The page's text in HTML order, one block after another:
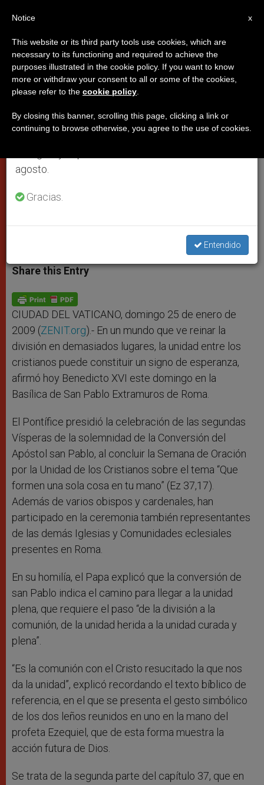
La unidad de los cristianos, signo
para un mundo dividido, afirma
Benedicto XVI
Especialmente llama a la unidad entre
VATICANO
t
s
p
p
s
e
g
e
r
e
b
o
k
t r
Share this Entry
CIUDAD DEL VATICANO, domingo 25 de enero de
2009 (ZENIT.org).- En un mundo que ve reinar la
división en demasiados lugares, la unidad entre los
cristianos puede constituir un signo de esperanza,
afirmó hoy Benedicto XVI este domingo en la
Basílica de San Pablo Extramuros de Roma.
El Pontífice presidió la celebración de las segundas
Vísperas de la solemnidad de la Conversión del
Apóstol san Pablo, al concluir la Semana de Oración
por la Unidad de los Cristianos sobre el tema “Que
formen una sola cosa en tu mano” (Ez 37,17).
Además de varios obispos y cardenales, han
participado en la ceremonia también representantes
de las demás Iglesias y Comunidades eclesiales
presentes en Roma.
En su homilía, el Papa explicó que la conversión de
san Pablo indica el camino para llegar a la unidad
plena, que requiere el paso “de la división a la
comunión, de la unidad herida a la unidad curada y
plena”.
“Es la comunión con el Cristo resucitado la que nos
da la unidad”, explicó recordando el texto bíblico de
referencia, en el que se presenta el gesto simbólico
de los dos leños reunidos en uno en la mano del
profeta Ezequiel, que de esta forma muestra la
acción futura de Dios.
Se trata de la segunda parte del capítulo 37, que en
×
Aviso importante
Del 27 de julio al 7 de agosto haremos la pausa
anual, aprovechando que en el periodo de verano
se generan menos informaciones y también el
agosto.
Gracias.
Entendido
x
Notice
This website or its third party tools use cookies, which are
necessary to its functioning and required to achieve the
purposes illustrated in the cookie policy. If you want to know
more or withdraw your consent to all or some of the cookies,
please refer to the cookie policy
By closing this banner, scrolling this page, clicking a link or
continuing to browse otherwise, you agree to the use of cookies.